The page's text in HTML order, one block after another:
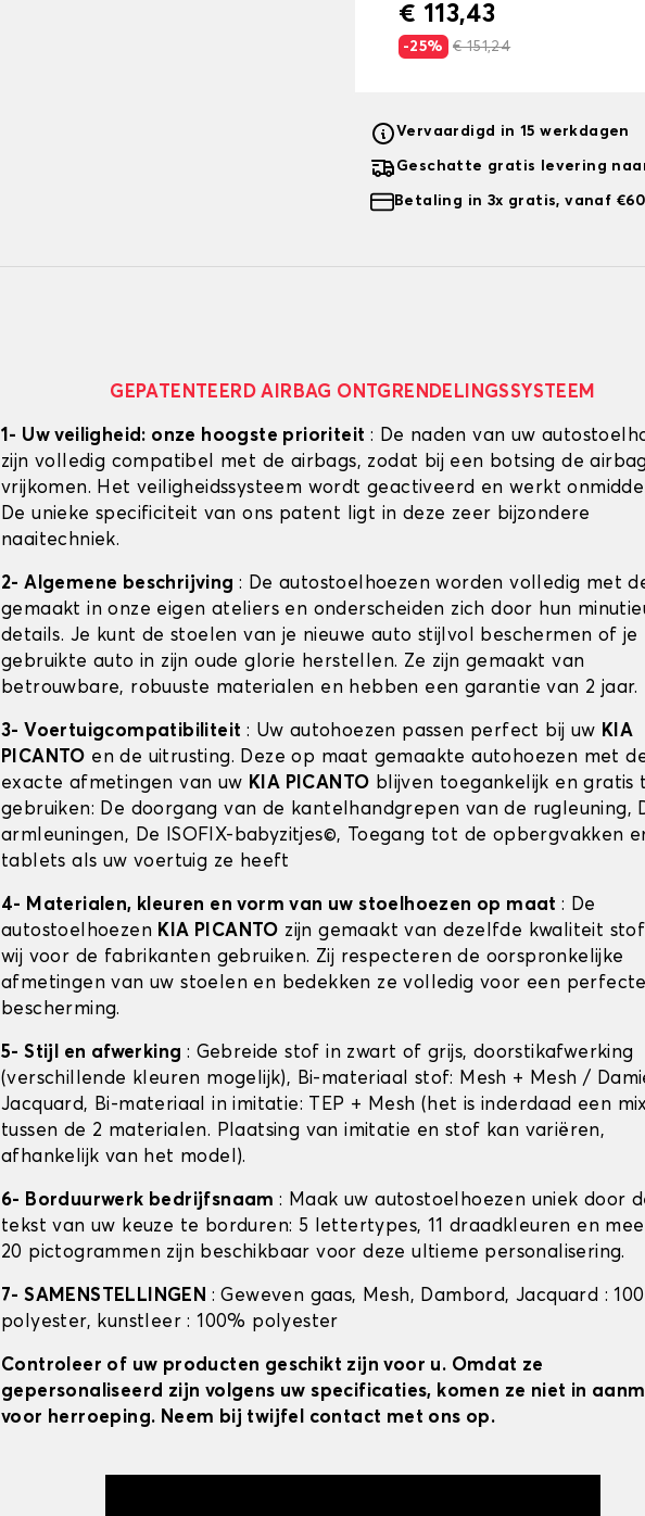
€ 113,43
-25% € 151,24
Vervaardigd in 15 werkdagen
Geschatte gratis levering
Betaling in 3x gratis, vanaf
GEPATENTEERD AIRBAG ONTGRENDELINGSSYSTEEM
1- Uw veiligheid: onze hoogste prioriteit : De naden van uw
zijn volledig compatibel met de airbags, zodat bij een botsing de
vrijkomen. Het veiligheidssysteem wordt geactiveerd en werkt
De unieke specificiteit van ons patent ligt in deze zeer bijzondere
naaitechniek.
2- Algemene beschrijving : De autostoelhoezen worden volledig met
gemaakt in onze eigen ateliers en onderscheiden zich door hun
details. Je kunt de stoelen van je nieuwe auto stijlvol beschermen of je
gebruikte auto in zijn oude glorie herstellen. Ze zijn gemaakt van
betrouwbare, robuuste materialen en hebben een garantie van 2 jaar.
3- Voertuigcompatibiliteit : Uw autohoezen passen perfect bij uw KIA
PICANTO en de uitrusting. Deze op maat gemaakte autohoezen met
exacte afmetingen van uw KIA PICANTO blijven toegankelijk en gratis
gebruiken: De doorgang van de kantelhandgrepen van de rugleuning,
armleuningen, De ISOFIX-babyzitjes©, Toegang tot de opbergvakken
tablets als uw voertuig ze heeft
4- Materialen, kleuren en vorm van uw stoelhoezen op maat: De
autostoelhoezen KIA PICANTO zijn gemaakt van dezelfde kwaliteit
wij voor de fabrikanten gebruiken. Zij respecteren de oorspronkelijke
afmetingen van uw stoelen en bedekken ze volledig voor een perfecte
bescherming.
5- Stijl en afwerking : Gebreide stof in zwart of grijs, doorstikafwerking
(verschillende kleuren mogelijk), Bi-materiaal stof: Mesh + Mesh /
Jacquard, Bi-materiaal in imitatie: TEP + Mesh (het is inderdaad een mix
tussen de 2 materialen. Plaatsing van imitatie en stof kan variëren,
afhankelijk van het model).
6- Borduurwerk bedrijfsnaam: Maak uw autostoelhoezen uniek door
tekst van uw keuze te borduren: 5 lettertypes, 11 draadkleuren en
20 pictogrammen zijn beschikbaar voor deze ultieme personalisering.
7- SAMENSTELLINGEN : Geweven gaas, Mesh, Dambord, Jacquard :
polyester, kunstleer : 100% polyester
Controleer of uw producten geschikt zijn voor u. Omdat ze
gepersonaliseerd zijn volgens uw specificaties, komen ze niet in
voor herroeping. Neem bij twijfel contact met ons op.